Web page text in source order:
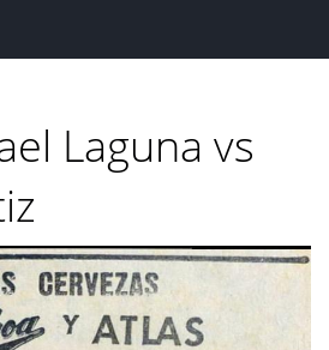
Laguna vs